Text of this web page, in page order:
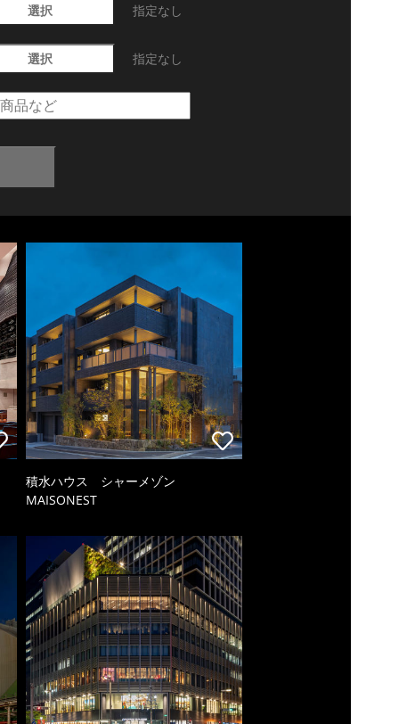
選択 指定なし
選択 指定なし
積水ハウス シャーメゾン
MAISONEST